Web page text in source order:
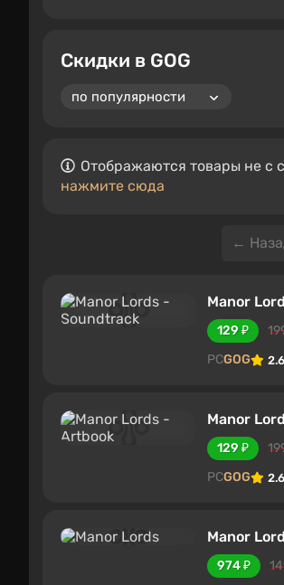
Скидки в GOG
Отображаются товары не с
нажмите сюда
←
Manor
129 ₽
PCGOG 2.6
Manor
129 ₽
PCGOG 2.6
Manor
974 ₽